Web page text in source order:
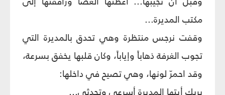
مكتب المديرة...
وقفت نرجس منتظرة وهي تحدق بالمديرة التي
تجوب الغرفة ذهاباً وإياباً، وكان قلبها يخفق بسرعة،
وقد احمرّ لونها، وهي تصيح في داخلها:
بربك أيتها المديرة أسرعي وتحدثي...